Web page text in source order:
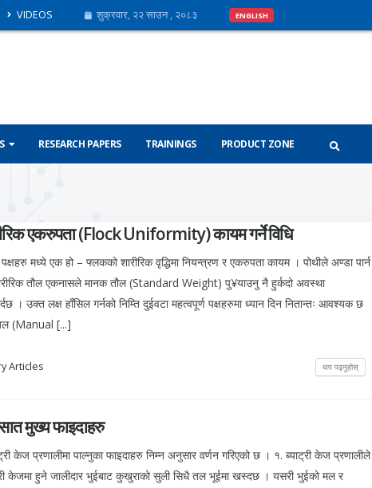
VIDEOS शुक्रवार, २२ साउन , २०८३ ENGLISH
RESEARCH PAPERS TRAININGS PRODUCT ZONE
एकरुपता (Flock Uniformity) कायम गर्ने विधि
मध्ये एक हो – फ्लकको शारीरिक वृद्धिमा नियन्त्रण र एकरुपता कायम । पोथीले अण्डा पार्न
तौल एकनासले मानक तौल (Standard Weight) पु¥याउनु नै हुर्कदो अवस्था
उक्त लक्ष हाँसिल गर्नको निम्ति दुईवटा महत्वपूर्ण पक्षहरुमा ध्यान दिन नितान्तः आवश्यक छ
(Manual [...]
Articles थप पढ्नुहोस्
मुख्य फाइदाहरु
केज प्रणालीमा पाल्नुका फाइदाहरु निम्न अनुसार वर्णन गरिएको छ । १. ब्याट्री केज प्रणालीले
केजमा हुने जालीदार भुईबाट कुखुराको सुली सिधै तल भूईमा खस्दछ । यसरी भुईको मल र